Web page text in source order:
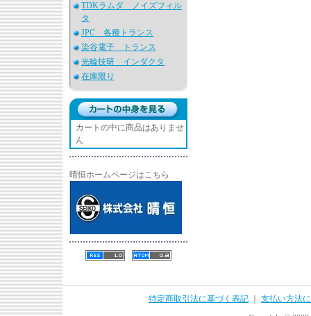
TDKラムダ ノイズフィル
タ
JPC 各種トランス
染谷電子 トランス
光輪技研 インダクタ
在庫限り
カートの中に商品はありませ
ん
晴恒ホームページはこちら
特定商取引法に基づく表記
支払い方法